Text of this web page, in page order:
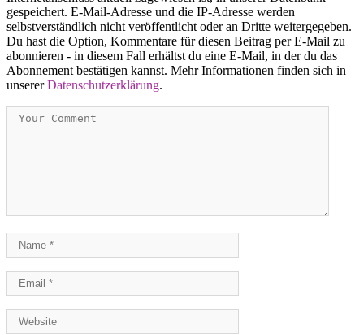
gespeichert. E-Mail-Adresse und die IP-Adresse werden
selbstverständlich nicht veröffentlicht oder an Dritte weitergegeben.
Du hast die Option, Kommentare für diesen Beitrag per E-Mail zu
abonnieren - in diesem Fall erhältst du eine E-Mail, in der du das
Abonnement bestätigen kannst. Mehr Informationen finden sich in
unsererDatenschutzerklärung.